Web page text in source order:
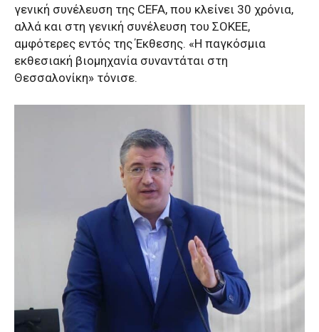
γενική συνέλευση της CEFA, που κλείνει 30 χρόνια,
αλλά και στη γενική συνέλευση του ΣΟΚΕΕ,
αμφότερες εντός της Έκθεσης. «Η παγκόσμια
εκθεσιακή βιομηχανία συναντάται στη
Θεσσαλονίκη» τόνισε.